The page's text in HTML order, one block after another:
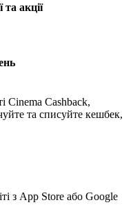
акції
Cinema Cashback,
та списуйте кешбек,
з App Store або Google